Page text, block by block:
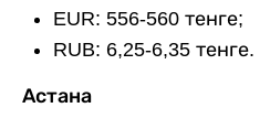
EUR: 556-560 тенге;
RUB: 6,25-6,35 тенге.
Астана